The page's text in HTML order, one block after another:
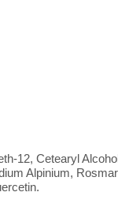
12, Cetearyl
Alpinium,